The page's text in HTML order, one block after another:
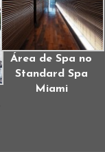
Área de Spa no
Standard Spa
Miami